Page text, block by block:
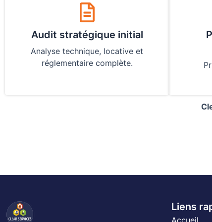
Audit stratégique initial
Analyse technique, locative et
réglementaire complète.
Liens